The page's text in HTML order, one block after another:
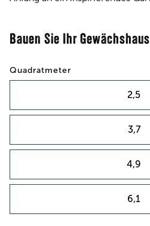
Bauen Sie Ihr Gewächshaus
Quadratmeter
2,5
3,7
4,9
6,1